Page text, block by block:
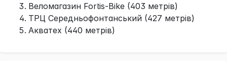
Веломагазин Fortis-Bike (403 метрів)
ТРЦ Середньофонтанський (427 метрів)
Акватех (440 метрів)